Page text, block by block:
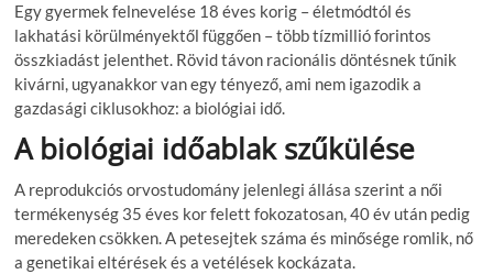
Egy gyermek felnevelése 18 éves korig – életmódtól és
lakhatási körülményektől függően – több tízmillió forintos
összkiadást jelenthet. Rövid távon racionális döntésnek tűnik
kivárni, ugyanakkor van egy tényező, ami nem igazodik a
gazdasági ciklusokhoz: a biológiai idő.
A biológiai időablak szűkülése
A reprodukciós orvostudomány jelenlegi állása szerint a női
termékenység 35 éves kor felett fokozatosan, 40 év után pedig
meredeken csökken. A petesejtek száma és minősége romlik, nő
a genetikai eltérések és a vetélések kockázata.